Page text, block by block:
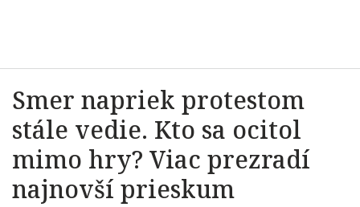
Smer napriek protestom
stále vedie. Kto sa ocitol
mimo hry? Viac prezradí
najnovší prieskum